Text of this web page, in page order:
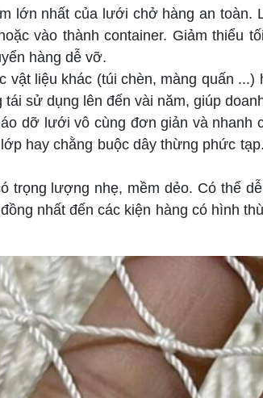
lớn nhất của lưới chở hàng an toàn.
vào thành container. Giảm thiểu
hàng dễ vỡ.
liệu khác (túi chèn, màng quấn
sử dụng lên đến vài năm, giúp
dỡ lưới vô cùng đơn giản và
hay chằng buộc dây thừng phức
trọng lượng nhẹ, mềm dẻo. Có thể
nhất đến các kiện hàng có hình